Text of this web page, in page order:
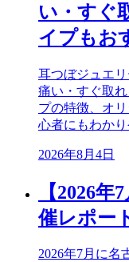
い・すぐ
イプもお
耳つぼジュエ
痛い・すぐ取
プの特徴、オ
心者にもわかり
2026年8月4日
【2026
催レポー
2026年7月に名